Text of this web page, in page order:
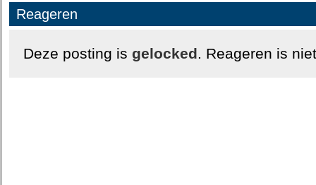
Reageren
Deze posting is gelocked. Reageren is